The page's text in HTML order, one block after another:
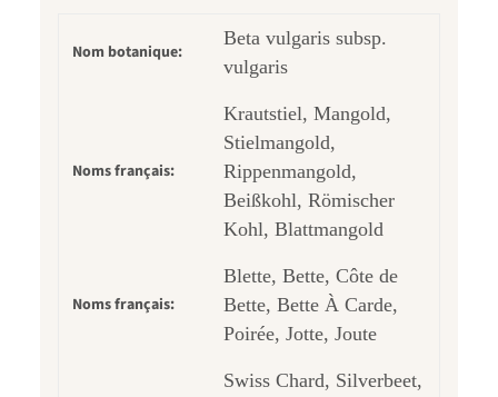
Nom botanique:
Beta vulgaris subsp.
vulgaris
Noms français:
Krautstiel, Mangold,
Stielmangold,
Rippenmangold,
Beißkohl, Römischer
Kohl, Blattmangold
Noms français:
Blette, Bette, Côte de
Bette, Bette À Carde,
Poirée, Jotte, Joute
Swiss Chard, Silverbeet,